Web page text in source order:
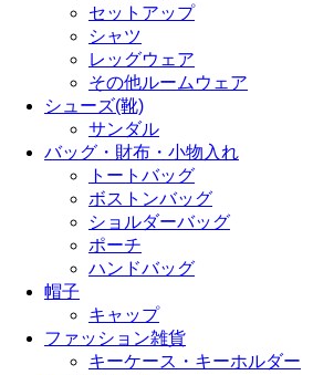
セットアップ
シャツ
レッグウェア
その他ルームウェア
シューズ(靴)
サンダル
バッグ・財布・小物入れ
トートバッグ
ボストンバッグ
ショルダーバッグ
ポーチ
ハンドバッグ
帽子
キャップ
ファッション雑貨
キーケース・キーホルダー